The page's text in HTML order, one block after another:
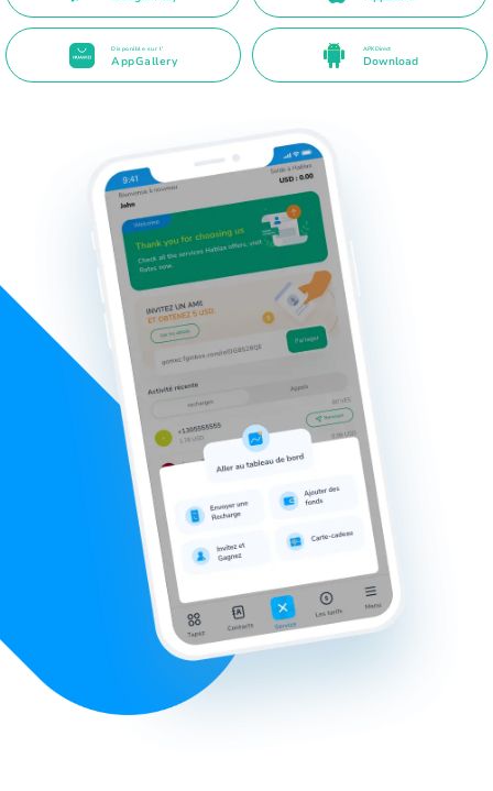
Disponible sur l'
AppGallery
APK Direct
Download